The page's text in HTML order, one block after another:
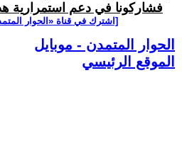
فشاركونا في دعم استمرارية
[اشترك في قناة ‫«الحوار
الحوار المتمدن - موبايل
الموقع الرئيسي